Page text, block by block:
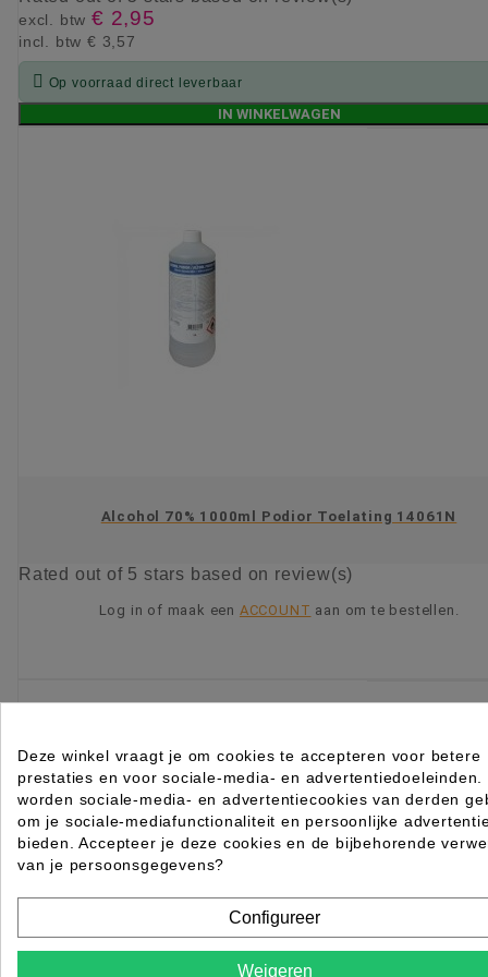
excl. btw € 2,95
incl. btw € 3,57
 Op voorraad direct leverbaar
IN WINKELWAGEN
Alcohol 70% 1000ml Podior Toelating 14061N
Rated out of 5 stars based on review(s)
Log in of maak een ACCOUNT aan om te bestellen.
Deze winkel vraagt je om cookies te accepteren voor betere
prestaties en voor sociale-media- en advertentiedoeleinden.
worden sociale-media- en advertentiecookies van derden
om je sociale-mediafunctionaliteit en persoonlijke
bieden. Accepteer je deze cookies en de bijbehorende
van je persoonsgegevens?
Configureer
Weigeren